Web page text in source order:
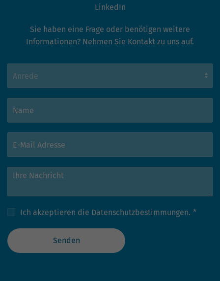
LinkedIn
Sie haben eine Frage oder benötigen weitere
Informationen? Nehmen Sie Kontakt zu uns auf.
Ich akzeptieren die Datenschutzbestimmungen. *
Senden